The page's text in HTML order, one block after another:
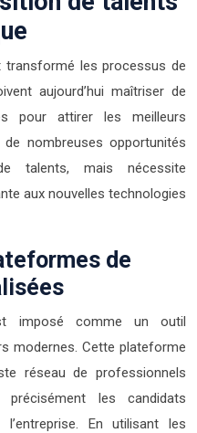
transformé les processus de
aujourd’hui maîtriser de
pour attirer les meilleurs
nombreuses opportunités
talents, mais nécessite
aux nouvelles technologies
de
imposé comme un outil
modernes. Cette plateforme
réseau de professionnels
les candidats
En utilisant les